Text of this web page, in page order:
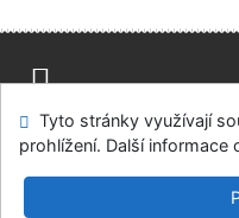
Mapa stránek
Modul OpenSearch
Městská knihovna v
Tyto stránky využívají
prohlížení. Další informace